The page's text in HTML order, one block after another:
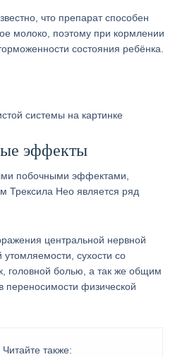
что препарат способен
молоко, поэтому при кормлении
состояния ребёнка.
системы на картинке
эффекты
побочными эффектами,
Трексила Нео является ряд
центральной нервной
сухости со
головной болью, а так же общим
переносимости физической
Читайте также: